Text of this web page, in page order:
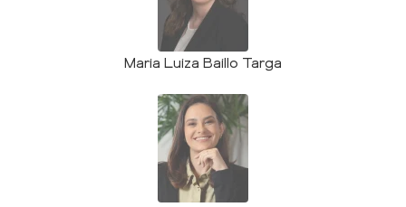
Maria Luiza Baillo Targa